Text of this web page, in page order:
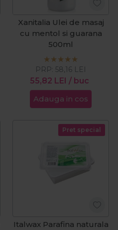
Xanitalia Ulei de masaj
cu mentol si guarana
500ml
55,82 LEI / buc
PRP: 58,16 LEI
Adauga in cos
Pret special
Italwax Parafina naturala